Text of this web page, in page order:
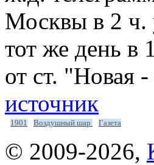
Москвы в 2 ч.
тот же день в
от ст. "Новая
источник
1901 Воздушный шар Газета
© 2009-2026,